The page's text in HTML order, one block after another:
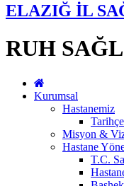
ELAZIĞ İL
RUH
Kurumsal
Hastanemiz
Tarihçe
Misyon &
Hastane
T.C.